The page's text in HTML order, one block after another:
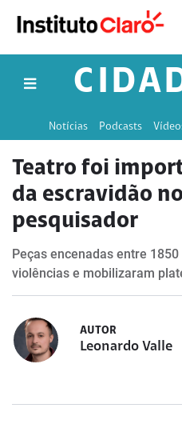
Notícias Podcasts
Teatro foi
da escravidão
pesquisador
Peças encenadas entre
violências e mobilizaram
AUTOR
Leonardo Valle